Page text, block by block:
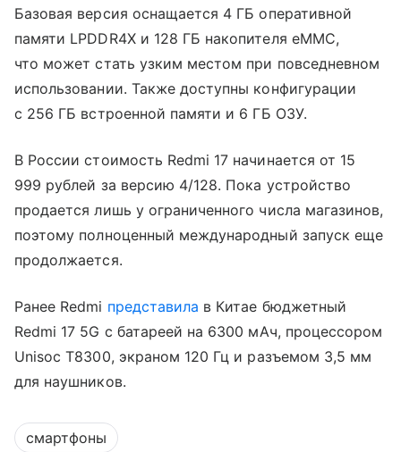
Базовая версия оснащается 4 ГБ оперативной
памяти LPDDR4X и 128 ГБ накопителя eMMC,
что может стать узким местом при повседневном
использовании. Также доступны конфигурации
с 256 ГБ встроенной памяти и 6 ГБ ОЗУ.
В России стоимость Redmi 17 начинается от 15
999 рублей за версию 4/128. Пока устройство
продается лишь у ограниченного числа магазинов,
поэтому полноценный международный запуск еще
продолжается.
Ранее Redmi представила в Китае бюджетный
Redmi 17 5G с батареей на 6300 мАч, процессором
Unisoc T8300, экраном 120 Гц и разъемом 3,5 мм
для наушников.
смартфоны